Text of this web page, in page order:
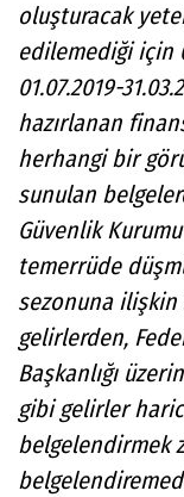
oluşturacak
edilemediği için
01.07.2019-
hazırlanan
herhangi bir
sunulan
Güvenlik
temerrüde
sezonuna ilişkin
gelirlerden,
Başkanlığı
gibi gelirler
belgelendirmek